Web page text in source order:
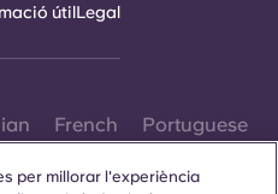
útilLegal
French Portuguese
per millorar l'experiència